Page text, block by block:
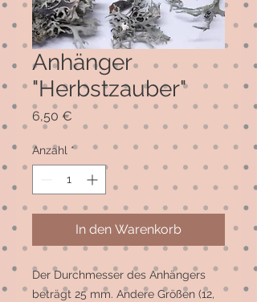
Anhänger
"Herbstzauber"
6,50 €
Anzahl *
In den Warenkorb
Der Durchmesser des Anhängers
beträgt 25 mm. Andere Größen (12,